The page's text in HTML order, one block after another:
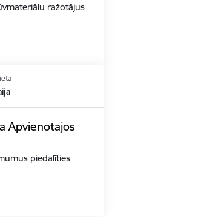
ražotājus
Apvienotajos
piedalīties